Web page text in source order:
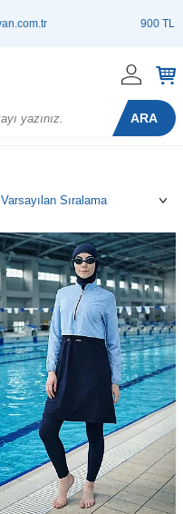
900 TL ve Üzeri
ARA